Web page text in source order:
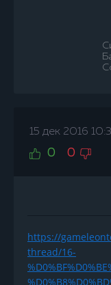
15 дек 2016
0 0
https://
thread/16-